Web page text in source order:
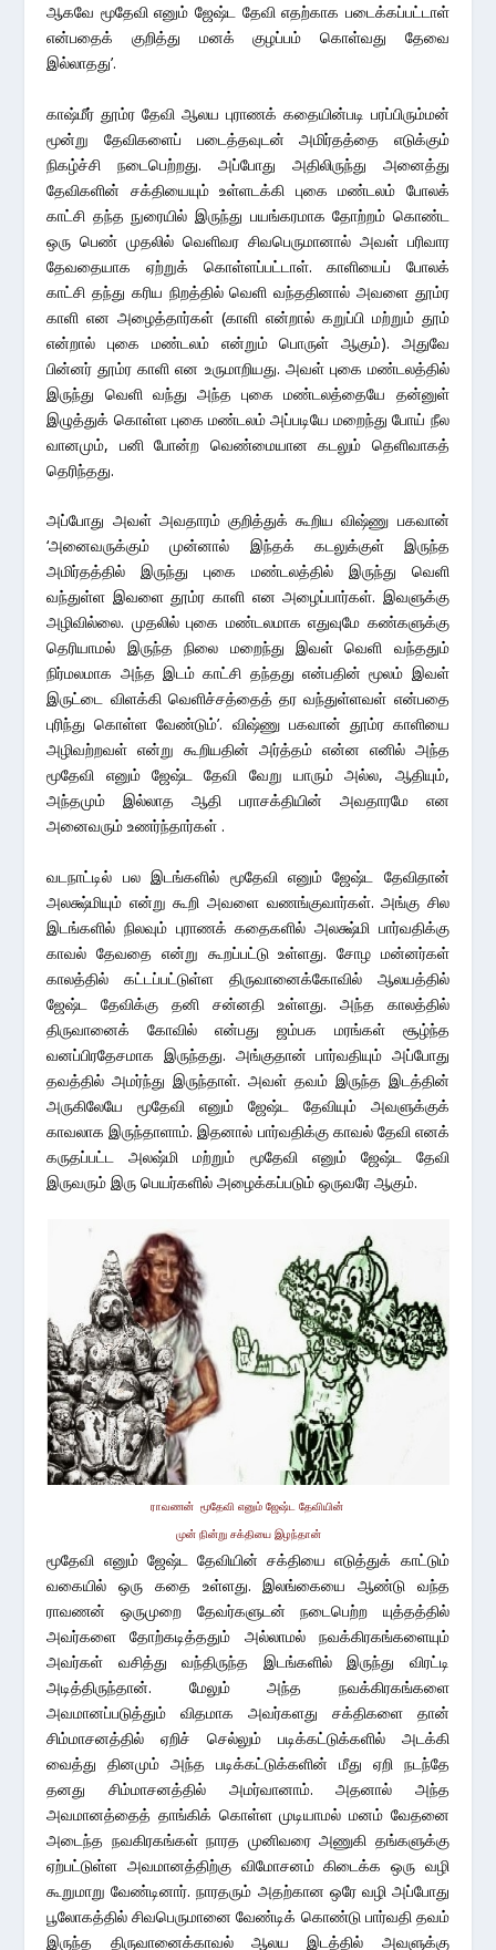
ஆகவே மூதேவி எனும் ஜேஷ்ட தேவி எதற்காக படைக்கப்பட்டாள்
என்பதைக் குறித்து மனக் குழப்பம் கொள்வது தேவை
இல்லாதது’.
காஷ்மீர் தூம்ர தேவி ஆலய புராணக் கதையின்படி பரப்பிரும்மன்
மூன்று தேவிகளைப் படைத்தவுடன் அமிர்தத்தை எடுக்கும்
நிகழ்ச்சி நடைபெற்றது. அப்போது அதிலிருந்து அனைத்து
தேவிகளின் சக்தியையும் உள்ளடக்கி புகை மண்டலம் போலக்
காட்சி தந்த நுரையில் இருந்து பயங்கரமாக தோற்றம் கொண்ட
ஒரு பெண் முதலில் வெளிவர சிவபெருமானால் அவள் பரிவார
தேவதையாக ஏற்றுக் கொள்ளப்பட்டாள். காளியைப் போலக்
காட்சி தந்து கரிய நிறத்தில் வெளி வந்ததினால் அவளை தூம்ர
காளி என அழைத்தார்கள் (காளி என்றால் கறுப்பி மற்றும் தூம்
என்றால் புகை மண்டலம் என்றும் பொருள் ஆகும்). அதுவே
பின்னர் தூம்ர காளி என உருமாறியது. அவள் புகை மண்டலத்தில்
இருந்து வெளி வந்து அந்த புகை மண்டலத்தையே தன்னுள்
இழுத்துக் கொள்ள புகை மண்டலம் அப்படியே மறைந்து போய் நீல
வானமும், பனி போன்ற வெண்மையான கடலும் தெளிவாகத்
தெரிந்தது.
அப்போது அவள் அவதாரம் குறித்துக் கூறிய விஷ்ணு பகவான்
‘அனைவருக்கும் முன்னால் இந்தக் கடலுக்குள் இருந்த
அமிர்தத்தில் இருந்து புகை மண்டலத்தில் இருந்து வெளி
வந்துள்ள இவளை தூம்ர காளி என அழைப்பார்கள். இவளுக்கு
அழிவில்லை. முதலில் புகை மண்டலமாக எதுவுமே கண்களுக்கு
தெரியாமல் இருந்த நிலை மறைந்து இவள் வெளி வந்ததும்
நிர்மலமாக அந்த இடம் காட்சி தந்தது என்பதின் மூலம் இவள்
இருட்டை விளக்கி வெளிச்சத்தைத் தர வந்துள்ளவள் என்பதை
புரிந்து கொள்ள வேண்டும்’. விஷ்ணு பகவான் தூம்ர காளியை
அழிவற்றவள் என்று கூறியதின் அர்த்தம் என்ன எனில் அந்த
மூதேவி எனும் ஜேஷ்ட தேவி வேறு யாரும் அல்ல, ஆதியும்,
அந்தமும் இல்லாத ஆதி பராசக்தியின் அவதாரமே என
அனைவரும் உணர்ந்தார்கள் .
வடநாட்டில் பல இடங்களில் மூதேவி எனும் ஜேஷ்ட தேவிதான்
அலக்ஷ்மியும் என்று கூறி அவளை வணங்குவார்கள். அங்கு சில
இடங்களில் நிலவும் புராணக் கதைகளில் அலக்ஷ்மி பார்வதிக்கு
காவல் தேவதை என்று கூறப்பட்டு உள்ளது. சோழ மன்னர்கள்
காலத்தில் கட்டப்பட்டுள்ள திருவானைக்கோவில் ஆலயத்தில்
ஜேஷ்ட தேவிக்கு தனி சன்னதி உள்ளது. அந்த காலத்தில்
திருவானைக் கோவில் என்பது ஜம்பக மரங்கள் சூழ்ந்த
வனப்பிரதேசமாக இருந்தது. அங்குதான் பார்வதியும் அப்போது
தவத்தில் அமர்ந்து இருந்தாள். அவள் தவம் இருந்த இடத்தின்
அருகிலேயே மூதேவி எனும் ஜேஷ்ட தேவியும் அவளுக்குக்
காவலாக இருந்தாளாம். இதனால் பார்வதிக்கு காவல் தேவி எனக்
கருதப்பட்ட அலஷ்மி மற்றும் மூதேவி எனும் ஜேஷ்ட தேவி
இருவரும் இரு பெயர்களில் அழைக்கப்படும் ஒருவரே ஆகும்.
ராவணன் மூதேவி எனும் ஜேஷ்ட தேவியின்
முன் நின்று சக்தியை இழந்தான்
மூதேவி எனும் ஜேஷ்ட தேவியின் சக்தியை எடுத்துக் காட்டும்
வகையில் ஒரு கதை உள்ளது. இலங்கையை ஆண்டு வந்த
ராவணன் ஒருமுறை தேவர்களுடன் நடைபெற்ற யுத்தத்தில்
அவர்களை தோற்கடித்ததும் அல்லாமல் நவக்கிரகங்களையும்
அவர்கள் வசித்து வந்திருந்த இடங்களில் இருந்து விரட்டி
அடித்திருந்தான். மேலும் அந்த நவக்கிரகங்களை
அவமானப்படுத்தும் விதமாக அவர்களது சக்திகளை தான்
சிம்மாசனத்தில் ஏறிச் செல்லும் படிக்கட்டுக்களில் அடக்கி
வைத்து தினமும் அந்த படிக்கட்டுக்களின் மீது ஏறி நடந்தே
தனது சிம்மாசனத்தில் அமர்வானாம். அதனால் அந்த
அவமானத்தைத் தாங்கிக் கொள்ள முடியாமல் மனம் வேதனை
அடைந்த நவகிரகங்கள் நாரத முனிவரை அணுகி தங்களுக்கு
ஏற்பட்டுள்ள அவமானத்திற்கு விமோசனம் கிடைக்க ஒரு வழி
கூறுமாறு வேண்டினார். நாரதரும் அதற்கான ஒரே வழி அப்போது
பூலோகத்தில் சிவபெருமானை வேண்டிக் கொண்டு பார்வதி தவம்
இருந்த திருவானைக்காவல் ஆலய இடத்தில் அவளுக்கு